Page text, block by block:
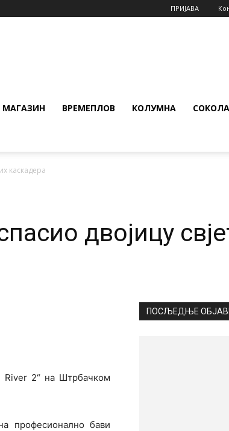
ПРИЈАВА
МАГАЗИН ВРЕМЕПЛОВ КОЛУМНА
каскадера
двојицу
River 2“ на Штрбачком
професионално бави
ПОСЉЕДЊЕ